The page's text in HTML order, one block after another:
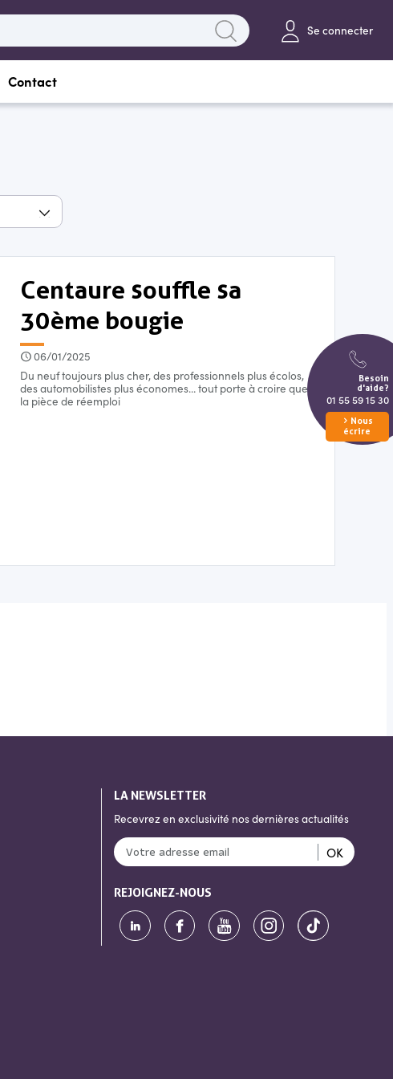
Se connecter
Contact
Centaure souﬄe sa
30ème bougie
06/01/2025
Du neuf toujours plus cher, des professionnels plus écolos,
des automobilistes plus économes… tout porte à croire que
la pièce de réemploi
LA NEWSLETTER
Recevrez en exclusivité nos dernières actualités
OK
REJOIGNEZ-NOUS
Besoin
d'aide?
01 55 59 15 30
Nous
écrire